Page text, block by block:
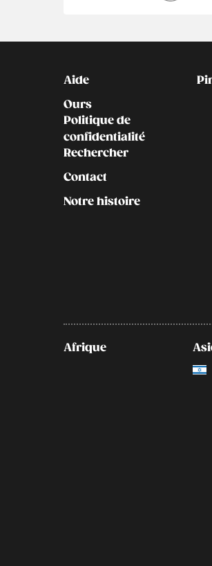
Kontakt
Aide
Ours
Politique de
confidentialité
Rechercher
Contact
Notre histoire
Afrique